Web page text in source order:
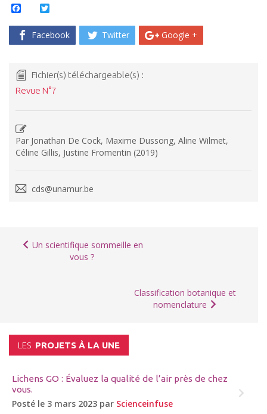
Facebook
Facebook Twitter Google +
Fichier(s) téléchargeable(s) :
Revue N°7
Par Jonathan De Cock, Maxime Dussong, Aline Wilmet,
Céline Gillis, Justine Fromentin (2019)
cds@unamur.be
Un scientifique sommeille en
vous ?
Classification botanique et
nomenclature
LES PROJETS À LA UNE
Lichens GO : Évaluez la qualité de l’air près de chez
vous.
Posté le 3 mars 2023 par Scienceinfuse